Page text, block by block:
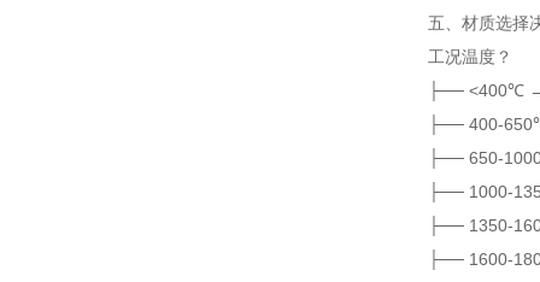
五、材质选
工况温度？
├── <400℃
├── 400-
├── 650-
├── 1000-
├── 1350-
├── 1600-